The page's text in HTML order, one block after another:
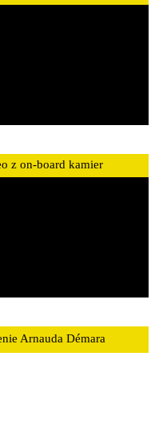
z on-board kamier
Arnauda Démara